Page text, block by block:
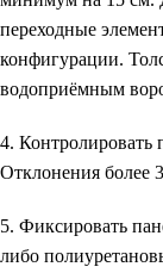
переходные
конфигурации.
водоприёмным
4. Контролировать
Отклонения более
5. Фиксировать
либо